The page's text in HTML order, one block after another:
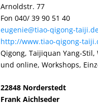
Arnoldstr. 77
Fon 040/ 39 90 51 40
eugenie@tiao-qigong-
http://www.tiao-qigong-
Qigong, Taijiquan Yang-
und online, Workshops,
22848 Norderstedt
Frank Aichlseder